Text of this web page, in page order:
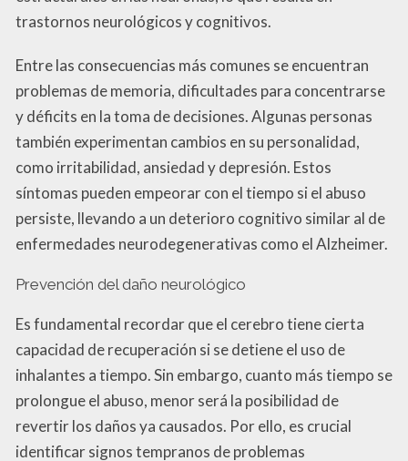
trastornos neurológicos y cognitivos.
Entre las consecuencias más comunes se encuentran
problemas de memoria, dificultades para concentrarse
y déficits en la toma de decisiones. Algunas personas
también experimentan cambios en su personalidad,
como irritabilidad, ansiedad y depresión. Estos
síntomas pueden empeorar con el tiempo si el abuso
persiste, llevando a un deterioro cognitivo similar al de
enfermedades neurodegenerativas como el Alzheimer.
Prevención del daño neurológico
Es fundamental recordar que el cerebro tiene cierta
capacidad de recuperación si se detiene el uso de
inhalantes a tiempo. Sin embargo, cuanto más tiempo se
prolongue el abuso, menor será la posibilidad de
revertir los daños ya causados. Por ello, es crucial
identificar signos tempranos de problemas